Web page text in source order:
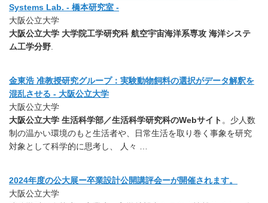
Systems Lab. - 橋本研究室 -
大阪公立大学
大阪公立大学 大学院工学研究科 航空宇宙海洋系専攻 海洋システ
ム工学分野
金東浩 准教授研究グループ：実験動物飼料の選択がデータ解釈を
混乱させる - 大阪公立大学
大阪公立大学
大阪公立大学 生活科学部／生活科学研究科のWebサイト 。少人数
制の温かい環境のもと生活者や、日常生活を取り巻く事象を研究
対象として科学的に思考し、 人々 …
2024年度の公大展ー卒業設計公開講評会ーが開催されます。
大阪公立大学